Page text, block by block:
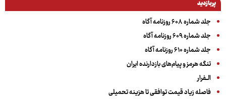
پربازدید
جلد شماره ۶۰۸ روزنامه آگاه
جلد شماره ۶۰۹ روزنامه آگاه
جلد شماره ۶۱۰ روزنامه آگاه
تنگه هرمز و پیام‌های بازدارنده ایران
الــفرار
فاصله زیاد قیمت توافقی تا هزینه تحمیلی